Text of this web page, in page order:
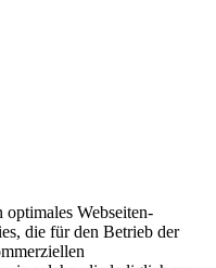
Webseiten-
die für den Betrieb der